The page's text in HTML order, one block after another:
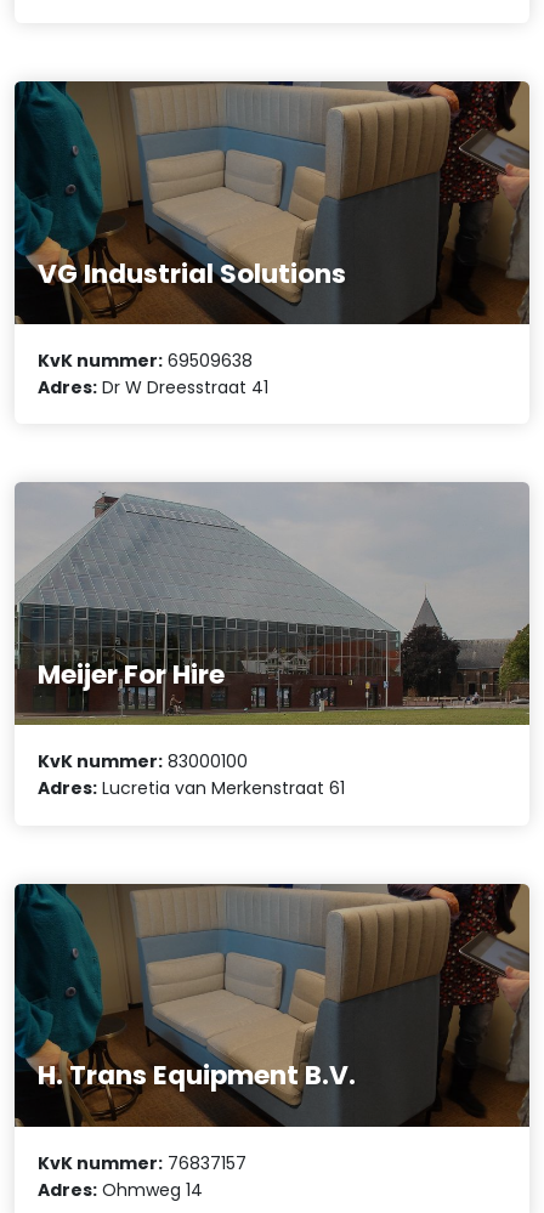
VG Industrial Solutions
KvK nummer: 69509638
Adres: Dr W Dreesstraat 41
Meijer For Hire
KvK nummer: 83000100
Adres: Lucretia van Merkenstraat 61
H. Trans Equipment B.V.
KvK nummer: 76837157
Adres: Ohmweg 14